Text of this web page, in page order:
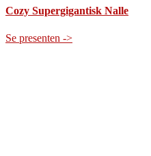
Cozy Supergigantisk Nalle
Se presenten ->